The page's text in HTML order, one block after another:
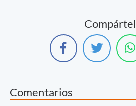
Comentarios